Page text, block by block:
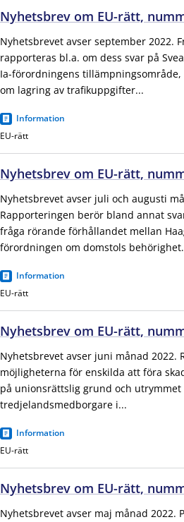
Nyhetsbrev om EU-rätt,
Nyhetsbrevet avser september 2022.
rapporteras bl.a. om dess svar på
Ia-förordningens
om lagring av trafikuppgifter...
Information
EU-rätt
Nyhetsbrev om EU-rätt,
Nyhetsbrevet avser juli och augusti
Rapporteringen berör bland annat
fråga rörande förhållandet mellan
förordningen om domstols
Information
EU-rätt
Nyhetsbrev om EU-rätt,
Nyhetsbrevet avser juni månad 2022.
möjligheterna för enskilda att föra
på unionsrättslig grund och utrymmet
tredjelandsmedborgare i...
Information
EU-rätt
Nyhetsbrev om EU-rätt,
Nyhetsbrevet avser maj månad 2022.